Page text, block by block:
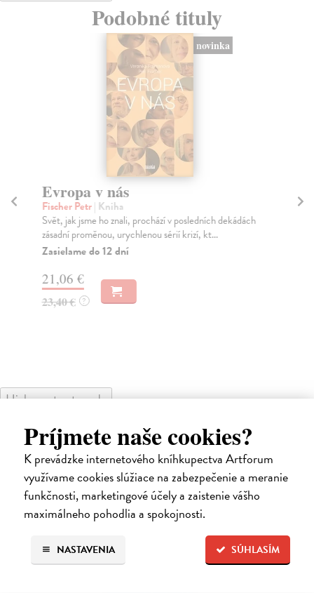
Príjmete naše cookies?
K prevádzke internetového kníhkupectva Artforum
využívame cookies slúžiace na zabezpečenie a meranie
funkčnosti, marketingové účely a zaistenie vášho
maximálneho pohodlia a spokojnosti.
SÚHLASÍM
NASTAVENIA
Podobné tituly
novinka
Evropa v nás
Fischer Petr| Kniha
Svět, jak jsme ho znali, prochází v posledních dekádách
zásadní proměnou, urychlenou sérií krizí, kt...
Zasielame do 12 dní
21,06 €
23,40 € ?
High-contrast mode
Čitatelia s podobným vkusom si
kúpili aj:
E-KNIHA